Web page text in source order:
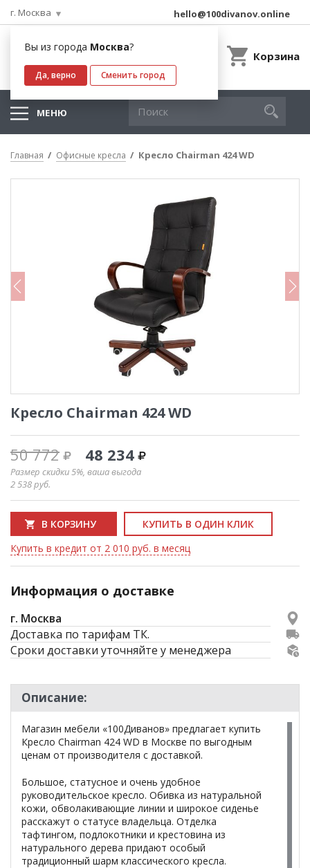
г. Москва
Вы из города Москва?
Да, верно Сменить город
hello@100divanov.online
Корзина
МЕНЮ
Главная Офисные кресла Кресло Chairman 424 WD
Кресло Chairman 424 WD
50 772 48 234
Размер скидки 5%, ваша выгода
2 538руб.
В КОРЗИНУ
КУПИТЬ В ОДИН КЛИК
Купить в кредит от 2 010 руб. в месяц
Информация о доставке
г. Москва
Доставка по тарифам ТК.
Сроки доставки уточняйте у менеджера
Описание:
Магазин мебели «100Диванов» предлагает купить
Кресло Chairman 424 WD в Москве по выгодным
ценам от производителя с доставкой.
Большое, статусное и очень удобное
руководительское кресло. Обивка из натуральной
кожи, обволакивающие линии и широкое сиденье
расскажут о статусе владельца. Отделка
тафтингом, подлокотники и крестовина из
натурального дерева придают особый
традиционный шарм классического кресла.